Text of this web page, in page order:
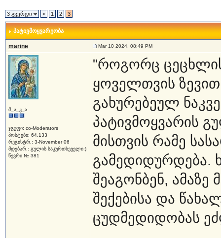
3 გვერდი < 1 2 3
პატივმოყვარეობა
marine Mar 10 2024, 08:49 PM
მ_ა_კ_ა
ჯგუფი: co-Moderators
პოსტები: 64,133
რეგისტრ.: 3-November 06
მდებარ.: გულის საკურთხეველი:)
წევრი № 381
"როგორც
ყოველთვის ზევით
გახურებეულ
პატივმოყვარის
მისთვის რამე
შეაგონბენ, ამაზე
შექებისა და
ცუდმედიდობას